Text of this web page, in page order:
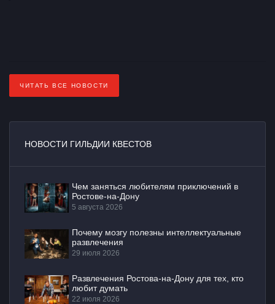
ЧИТАТЬ ВСЕ НОВОСТИ
НОВОСТИ ГИЛЬДИИ КВЕСТОВ
Чем заняться любителям приключений в
Ростове-на-Дону
5 августа 2026
Почему мозгу полезны интеллектуальные
развлечения
29 июля 2026
Развлечения Ростова-на-Дону для тех, кто
любит думать
22 июля 2026